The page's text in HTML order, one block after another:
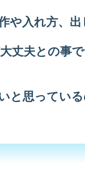
や入れ方、
丈夫との事
と思ってい